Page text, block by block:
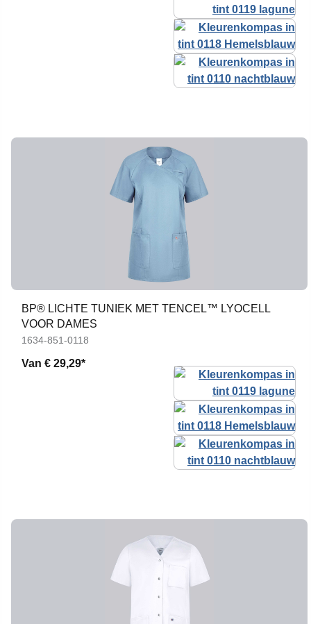
BP® LICHTE TUNIEK MET TENCEL™ LYOCELL
VOOR DAMES
1634-851-0118
Van € 29,29*